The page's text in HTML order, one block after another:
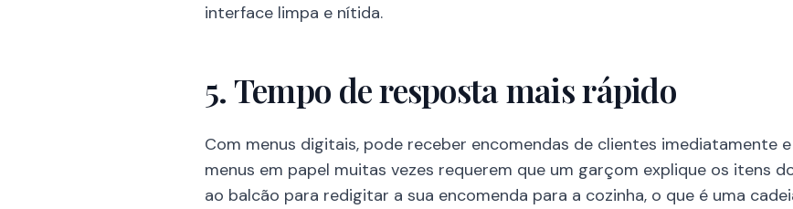
interface limpa e nítida.
5. Tempo de resposta mais rápido
Com menus digitais, pode receber encomendas de clientes imediatamente
menus em papel muitas vezes requerem que um garçom explique os itens
ao balcão para redigitar a sua encomenda para a cozinha, o que é uma